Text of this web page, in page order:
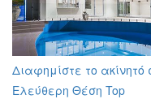
Διαφημίστε το
Ελεύθερη Θέση Top